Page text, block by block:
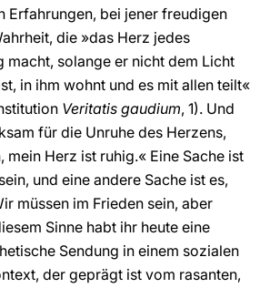
Erfahrungen, bei jener freudigen
die »das Herz jedes
macht, solange er nicht dem Licht
in ihm wohnt und es mit allen teilt«
Veritatis gaudium, 1). Und
für die Unruhe des Herzens,
mein Herz ist ruhig.« Eine Sache ist
und eine andere Sache ist es,
müssen im Frieden sein, aber
Sinne habt ihr heute eine
Sendung in einem sozialen
der geprägt ist vom rasanten,